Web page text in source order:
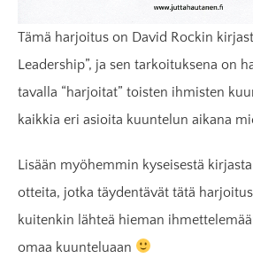
Tämä harjoitus on David Rockin
Leadership”, ja sen tarkoituksena on
tavalla “harjoitat” toisten ihmisten
kaikkia eri asioita kuuntelun aikana
Lisään myöhemmin kyseisestä
otteita, jotka täydentävät tätä
kuitenkin lähteä hieman
omaa kuunteluaan